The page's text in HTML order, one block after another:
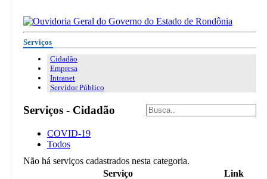
Serviços
Cidadão
Empresa
Intranet
Servidor Público
Serviços - Cidadão
COVID-19
Todos
Não há serviços cadastrados nesta categoria.
Serviço
Link